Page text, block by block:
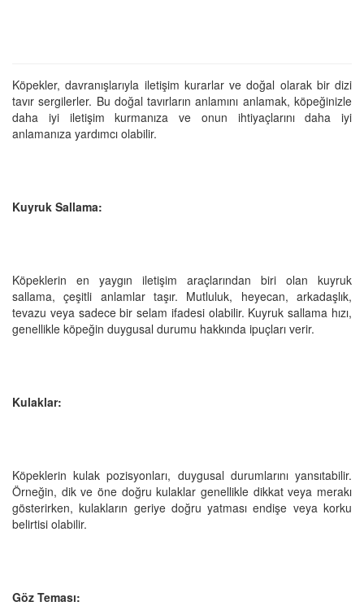
Köpekler, davranışlarıyla iletişim kurarlar ve doğal olarak bir dizi
tavır sergilerler. Bu doğal tavırların anlamını anlamak, köpeğinizle
daha iyi iletişim kurmanıza ve onun ihtiyaçlarını daha iyi
anlamanıza yardımcı olabilir.
Kuyruk Sallama:
Köpeklerin en yaygın iletişim araçlarından biri olan kuyruk
sallama, çeşitli anlamlar taşır. Mutluluk, heyecan, arkadaşlık,
tevazu veya sadece bir selam ifadesi olabilir. Kuyruk sallama hızı,
genellikle köpeğin duygusal durumu hakkında ipuçları verir.
Kulaklar:
Köpeklerin kulak pozisyonları, duygusal durumlarını yansıtabilir.
Örneğin, dik ve öne doğru kulaklar genellikle dikkat veya merakı
gösterirken, kulakların geriye doğru yatması endişe veya korku
belirtisi olabilir.
Göz Teması: